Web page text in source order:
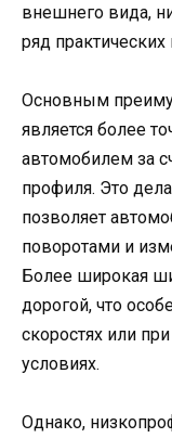
внешнего вида,
ряд
Основным
является более
автомобилем за
профиля. Это
позволяет
поворотами и
Более широкая
дорогой, что
скоростях или
условиях.
Однако,